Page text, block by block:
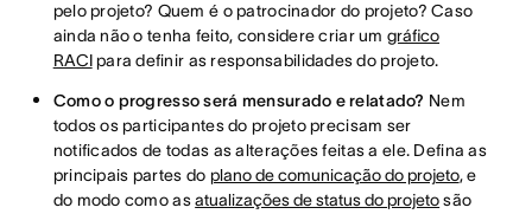
pelo projeto? Quem é o patrocinador do projeto? Caso
ainda não o tenha feito, considere criar um gráfico
RACIpara definir as responsabilidades do projeto.
Como o progresso será mensurado e relatado? Nem
todos os participantes do projeto precisam ser
notificados de todas as alterações feitas a ele. Defina as
principais partes do plano de comunicação do projeto, e
do modo como asatualizações de status do projetosão